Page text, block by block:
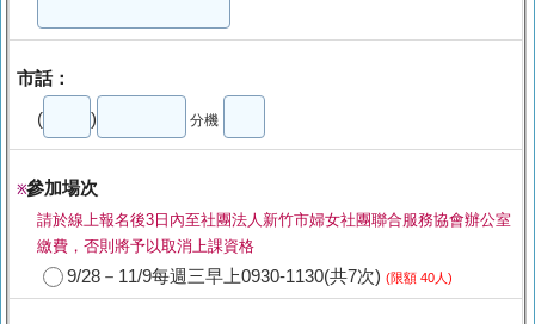
市話：
( ) 分機
※參加場次
請於線上報名後3日內至社團法人新竹市婦女社團聯合服務協會辦公室
繳費，否則將予以取消上課資格
9/28－11/9每週三早上0930-1130(共7次) (限額 40人)